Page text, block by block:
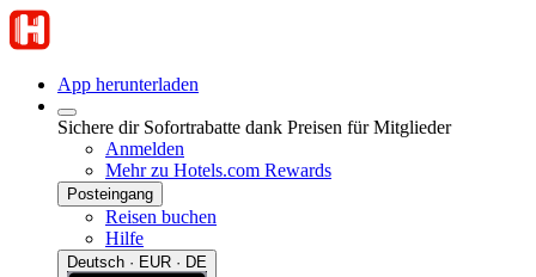
App herunterladen
Sichere dir Sofortrabatte dank Preisen für Mitglieder
Anmelden
Mehr zu Hotels.com Rewards
Posteingang
Reisen buchen
Hilfe
Deutsch · EUR · DE